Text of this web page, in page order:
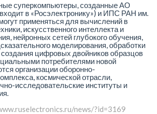
суперкомпьютеры, созданные АО
в «Росэлектронику») и ИПС РАН им.
применяться для вычислений в
искусственного интеллекта и
нейронных сетей глубокого обучения,
моделирования, обработки
цифровых двойников образцов
потребителями новой
организации оборонно-
космической отрасли,
исследовательские институты и
news/?id=3169